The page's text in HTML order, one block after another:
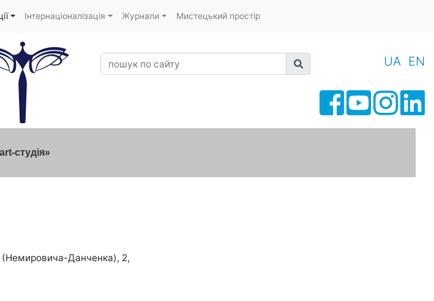
Інтернаціоналізація Журнали Мистецький простір
пошук по сайту UA EN
студія»
Данченка), 2,